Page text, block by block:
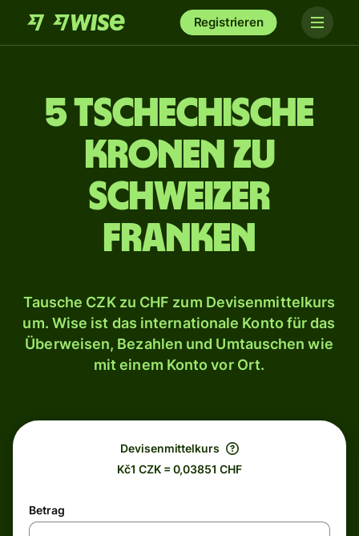
Registrieren
5 tschechische
Kronen zu
Schweizer
Franken
Tausche CZK zu CHF zum Devisenmittelkurs
um. Wise ist das internationale Konto für das
Überweisen, Bezahlen und Umtauschen wie
mit einem Konto vor Ort.
Devisenmittelkurs
Kč1 CZK = 0,03851 CHF
Betrag